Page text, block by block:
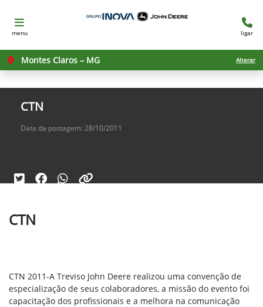
menu ligar
Montes Claros – MG Alterar
CTN
Data da postagem: 28/10/2011
CTN
CTN 2011-A Treviso John Deere realizou uma convenção de
especialização de seus colaboradores, a missão do evento foi
capacitação dos profissionais e a melhora na comunicação